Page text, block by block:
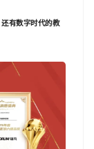
有数字时代的教